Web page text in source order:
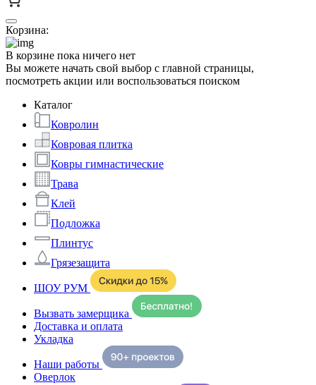
Корзина:
В корзине пока ничего нет
Вы можете начать свой выбор с главной страницы,
посмотреть акции или воспользоваться поиском
Каталог
Ковролин
Ковровая плитка
Ковры гимнастические
Трава
Клей
Подложка
Плинтус
Грязезащита
ШОУ РУМ
Вызвать замерщика
Доставка и оплата
Укладка
Наши работы
Оверлок